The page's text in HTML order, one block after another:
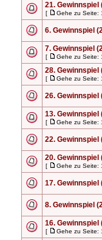
21. Gewinnspiel
[ Gehe zu Seite:
6. Gewinnspiel
7. Gewinnspiel
[ Gehe zu Seite:
28. Gewinnspiel
[ Gehe zu Seite:
26. Gewinnspiel
13. Gewinnspiel
[ Gehe zu Seite:
22. Gewinnspiel
20. Gewinnspiel
[ Gehe zu Seite:
17. Gewinnspiel
8. Gewinnspiel
16. Gewinnspiel
[ Gehe zu Seite: